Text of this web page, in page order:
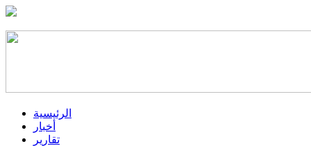
الرئيسية
أخبار
تقارير